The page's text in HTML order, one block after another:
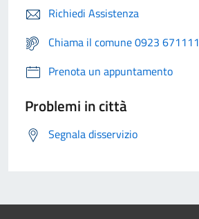
Richiedi Assistenza
Chiama il comune 0923 671111
Prenota un appuntamento
Problemi in città
Segnala disservizio